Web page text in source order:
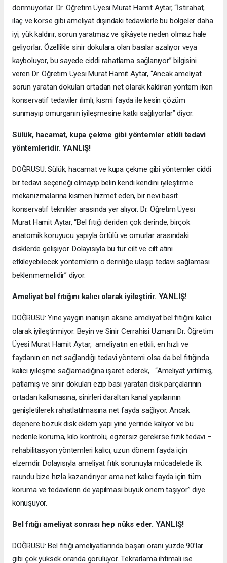
dönmüyorlar. Dr. Öğretim Üyesi Murat Hamit Aytar, “İstirahat,
ilaç ve korse gibi ameliyat dışındaki tedavilerle bu bölgeler daha
iyi, yük kaldırır, sorun yaratmaz ve şikâyete neden olmaz hale
geliyorlar. Özellikle sinir dokulara olan basılar azalıyor veya
kayboluyor, bu sayede ciddi rahatlama sağlanıyor” bilgisini
veren Dr. Öğretim Üyesi Murat Hamit Aytar, “Ancak ameliyat
sorun yaratan dokuları ortadan net olarak kaldıran yöntem iken
konservatif tedaviler ılımlı, kısmi fayda ile kesin çözüm
sunmayıp omurganın iyileşmesine katkı sağlıyorlar” diyor.
Sülük, hacamat, kupa çekme gibi yöntemler etkili tedavi
yöntemleridir. YANLIŞ!
DOĞRUSU: Sülük, hacamat ve kupa çekme gibi yöntemler ciddi
bir tedavi seçeneği olmayıp belin kendi kendini iyileştirme
mekanizmalarına kısmen hizmet eden, bir nevi basit
konservatif teknikler arasında yer alıyor. Dr. Öğretim Üyesi
Murat Hamit Aytar, “Bel fıtığı deriden çok derinde, birçok
anatomik koruyucu yapıyla örtülü ve omurlar arasındaki
disklerde gelişiyor. Dolayısıyla bu tür cilt ve cilt atını
etkileyebilecek yöntemlerin o derinliğe ulaşıp tedavi sağlaması
beklenmemelidir” diyor.
Ameliyat bel fıtığını kalıcı olarak iyileştirir. YANLIŞ!
DOĞRUSU: Yine yaygın inanışın aksine ameliyat bel fıtığını kalıcı
olarak iyileştirmiyor. Beyin ve Sinir Cerrahisi Uzmanı Dr. Öğretim
Üyesi Murat Hamit Aytar, ameliyatın en etkili, en hızlı ve
faydanın en net sağlandığı tedavi yöntemi olsa da bel fıtığında
kalıcı iyileşme sağlamadığına işaret ederek, “Ameliyat yırtılmış,
patlamış ve sinir dokuları ezip bası yaratan disk parçalarının
ortadan kalkmasına, sinirleri daraltan kanal yapılarının
genişletilerek rahatlatılmasına net fayda sağlıyor. Ancak
dejenere bozuk disk eklem yapı yine yerinde kalıyor ve bu
nedenle koruma, kilo kontrolü, egzersiz gerekirse fizik tedavi –
rehabilitasyon yöntemleri kalıcı, uzun dönem fayda için
elzemdir. Dolayısıyla ameliyat fıtık sorunuyla mücadelede ilk
raundu bize hızla kazandırıyor ama net kalıcı fayda için tüm
koruma ve tedavilerin de yapılması büyük önem taşıyor” diye
konuşuyor.
Bel fıtığı ameliyat sonrası hep nüks eder. YANLIŞ!
DOĞRUSU: Bel fıtığı ameliyatlarında başarı oranı yüzde 90’lar
gibi çok yüksek oranda görülüyor. Tekrarlama ihtimali ise